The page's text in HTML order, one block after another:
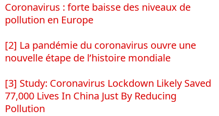
Coronavirus : forte baisse des niveaux de
pollution en Europe
[2] La pandémie du coronavirus ouvre une
nouvelle étape de l’histoire mondiale
[3] Study: Coronavirus Lockdown Likely Saved
77,000 Lives In China Just By Reducing
Pollution